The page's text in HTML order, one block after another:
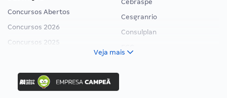
Concursos Abertos
Concursos 2026
Concursos 2025
Concurso Ibama
Concurso MPU
Cebraspe
Cesgranrio
Consulplan
Veja mais